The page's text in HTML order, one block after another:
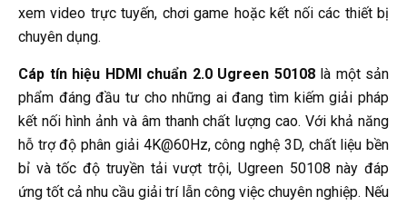
xem video trực tuyến, chơi game hoặc kết nối các thiết bị
chuyên dụng.
Cáp tín hiệu HDMI chuẩn 2.0 Ugreen 50108là một sản
phẩm đáng đầu tư cho những ai đang tìm kiếm giải pháp
kết nối hình ảnh và âm thanh chất lượng cao. Với khả năng
hỗ trợ độ phân giải 4K@60Hz, công nghệ 3D, chất liệu bền
bỉ và tốc độ truyền tải vượt trội, Ugreen 50108 này đáp
ứng tốt cả nhu cầu giải trí lẫn công việc chuyên nghiệp. Nếu